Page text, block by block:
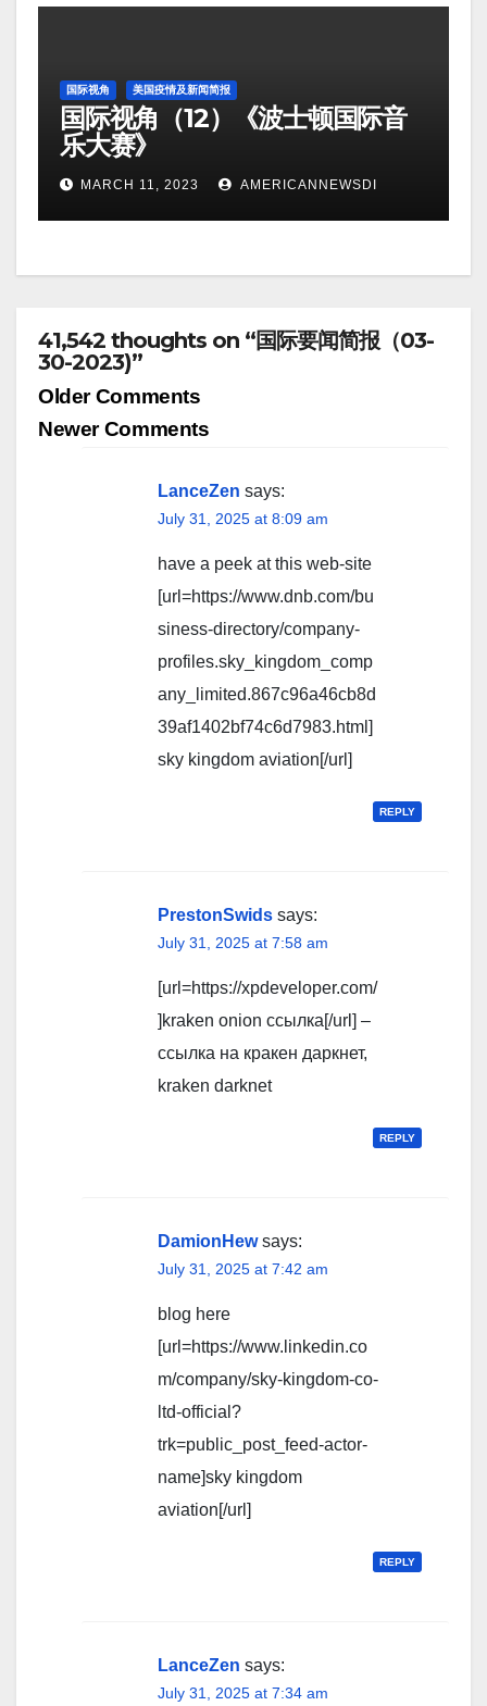
国际视角 美国疫情及新闻简报
国际视角（12）《波士顿国际音
乐大赛》
MARCH 11, 2023 AMERICANNEWSDI
41,542 thoughts on “国际要闻简报（03-
30-2023)”
Comment
navigation
Older Comments
Newer Comments
LanceZen says:
July 31, 2025 at 8:09 am
have a peek at this web-site
[url=https://www.dnb.com/bu
siness-directory/company-
profiles.sky_kingdom_comp
any_limited.867c96a46cb8d
39af1402bf74c6d7983.html]
sky kingdom aviation[/url]
REPLY
PrestonSwids says:
July 31, 2025 at 7:58 am
[url=https://xpdeveloper.com/
]kraken onion ссылка[/url] –
ссылка на кракен даркнет,
kraken darknet
REPLY
DamionHew says:
July 31, 2025 at 7:42 am
blog here
[url=https://www.linkedin.co
m/company/sky-kingdom-co-
ltd-official?
trk=public_post_feed-actor-
name]sky kingdom
aviation[/url]
REPLY
LanceZen says:
July 31, 2025 at 7:34 am